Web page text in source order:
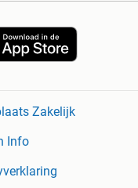
Zakelijk
Info